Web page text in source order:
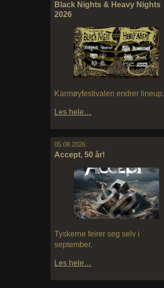
Black Nights & Heavy Nights
2026
Karmøyfestivalen endrer lineup.
Les hele…
05.08.2026:
Accept, 50 år!
Tyskerne feirer seg selv i
september.
Les hele…